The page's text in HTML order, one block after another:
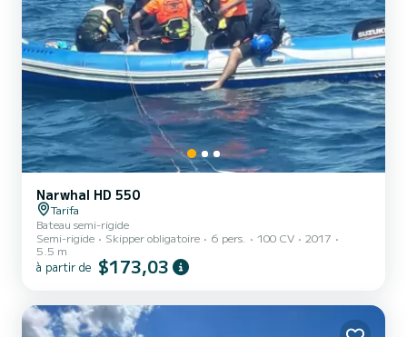
Narwhal HD 550
Tarifa
Bateau semi-rigide
Semi-rigide
Skipper obligatoire 6 pers. 100 CV
2017
5.5 m
à partir de $173,03